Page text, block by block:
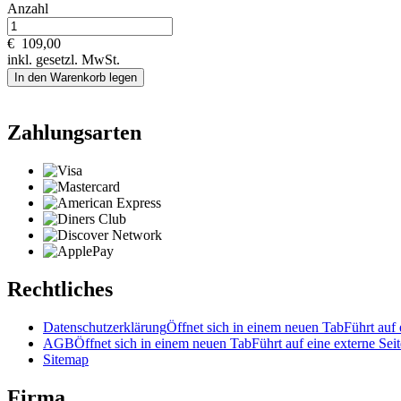
Anzahl
€ 109,00
inkl. gesetzl. MwSt.
In den Warenkorb legen
Zahlungsarten
Rechtliches
DatenschutzerklärungÖffnet sich in einem neuen TabFührt auf
AGBÖffnet sich in einem neuen TabFührt auf eine externe
Sitemap